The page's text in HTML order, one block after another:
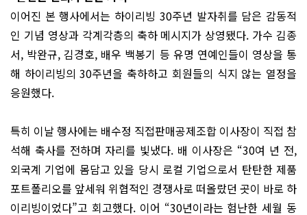
이어진 본 행사에서는 하이리빙 30주년 발자취를 담은 감동적
인 기념 영상과 각계각층의 축하 메시지가 상영됐다. 가수 김종
서, 박완규, 김경호, 배우 백봉기 등 유명 연예인들이 영상을 통
해 하이리빙의 30주년을 축하하고 회원들의 식지 않는 열정을
응원했다.
특히 이날 행사에는 배수정 직접판매공제조합 이사장이 직접 참
석해 축사를 전하며 자리를 빛냈다. 배 이사장은 “30여 년 전,
외국계 기업에 몸담고 있을 당시 로컬 기업으로서 탄탄한 제품
포트폴리오를 앞세워 위협적인 경쟁사로 떠올랐던 곳이 바로 하
이리빙이었다”고 회고했다. 이어 “30년이라는 험난한 세월 동